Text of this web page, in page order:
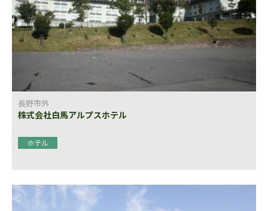
長野市外
株式会社白馬アルプスホテル
ホテル